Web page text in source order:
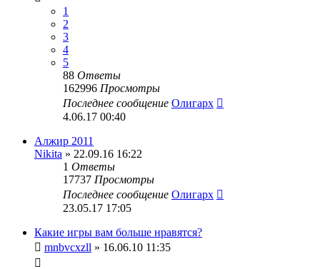
1
2
3
4
5
88 Ответы
162996 Просмотры
Последнее сообщение Олигарх
4.06.17 00:40
Алжир 2011
Nikita » 22.09.16 16:22
1 Ответы
17737 Просмотры
Последнее сообщение Олигарх
23.05.17 17:05
Какие игры вам больше нравятся?
mnbvcxzll » 16.06.10 11:35